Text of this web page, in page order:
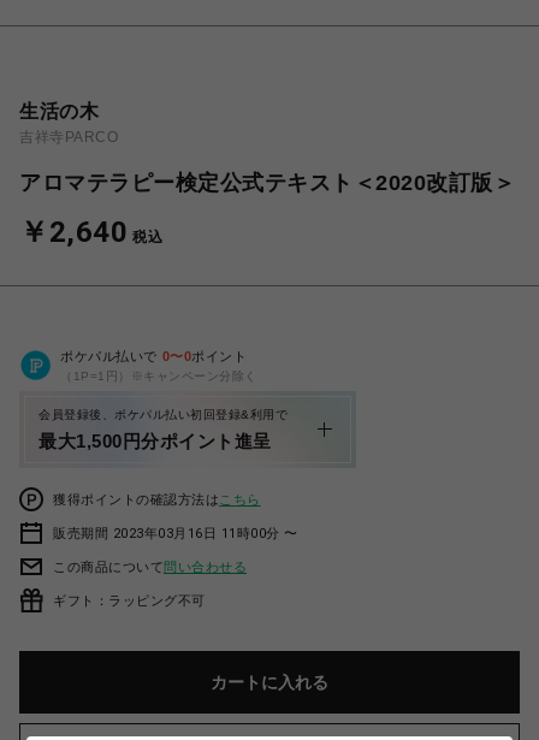
生活の木
吉祥寺PARCO
アロマテラピー検定公式テキスト＜2020改訂版＞
￥2,640 税込
ポケパル払いで 0〜0ポイント
（1P=1円）※キャンペーン分除く
会員登録後、ポケパル払い初回登録&利用で
最大1,500円分ポイント進呈
獲得ポイントの確認方法は こちら
販売期間 2023年03月16日 11時00分 〜
この商品について問い合わせる
ギフト：ラッピング不可
カートに入れる